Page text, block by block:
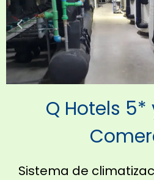
Q Hotels 5*
Sistema de